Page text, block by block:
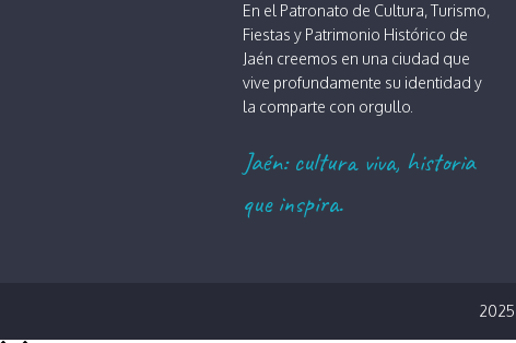
En el Patronato de Cultura, Turismo,
Fiestas y Patrimonio Histórico de
Jaén creemos en una ciudad que
vive profundamente su identidad y
la comparte con orgullo.
Jaén: cultura viva, historia
que inspira.